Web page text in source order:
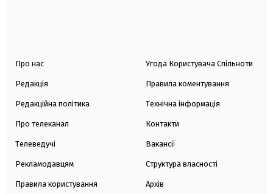
Про нас
Редакція
Редакційна політика
Про телеканал
Телеведучі
Рекламодавцям
Правила користування
Угода Користувача Спільноти
Правила коментування
Технічна інформація
Контакти
Вакансії
Структура власності
Архів